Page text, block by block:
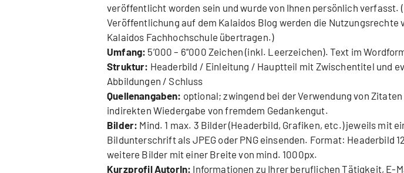
veröffentlicht worden sein und wurde von Ihnen persönlich verfasst.
Veröffentlichung auf dem Kalaidos Blog werden die Nutzungsrechte
Kalaidos Fachhochschule übertragen.)
Umfang: 5’000 – 6’‘000 Zeichen (inkl. Leerzeichen). Text im
Struktur: Headerbild / Einleitung / Hauptteil mit Zwischentitel und
Abbildungen / Schluss
Quellenangaben: optional; zwingend bei der Verwendung von
indirekten Wiedergabe von fremdem Gedankengut.
Bilder: Mind. 1 max. 3 Bilder (Headerbild, Grafiken, etc.) jeweils mit
Bildunterschrift als JPEG oder PNG einsenden. Format: Headerbild
weitere Bilder mit einer Breite von mind. 1000px.
Kurzprofil AutorIn: Informationen zu Ihrer beruflichen Tätigkeit, E-